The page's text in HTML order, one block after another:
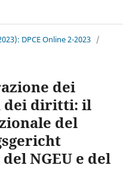
DPCE Online 2-2023 /
dei
dei diritti: il
del
NGEU e del